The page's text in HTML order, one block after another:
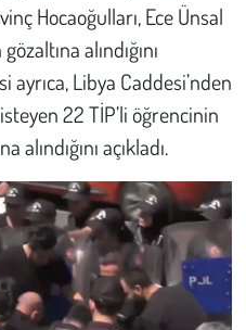
Hocaoğulları, Ece Ünsal
alındığını
Libya Caddesi’nden
22 TİP’li öğrencinin
açıkladı.